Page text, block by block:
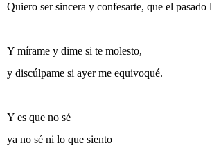
Quiero ser sincera y confesarte, que el pasado
Y mírame y dime si te molesto,
y discúlpame si ayer me equivoqué.
Y es que no sé
ya no sé ni lo que siento